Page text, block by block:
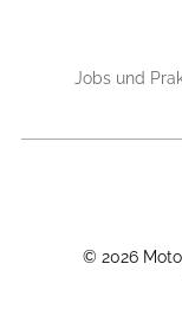
Jobs und
© 2026